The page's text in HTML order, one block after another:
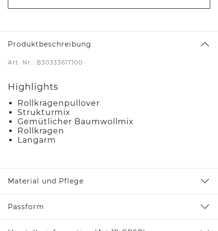
Produktbeschreibung
Art. Nr.: B30333617100
Highlights
Rollkragenpullover
Strukturmix
Gemütlicher Baumwollmix
Rollkragen
Langarm
Material und Pflege
Passform